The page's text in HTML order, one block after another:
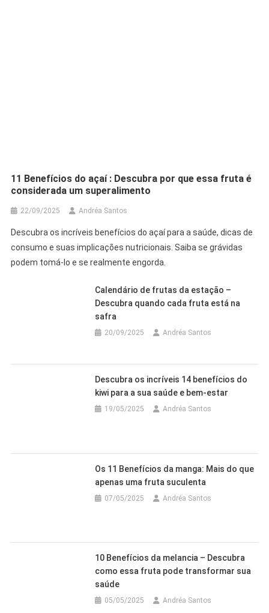
11 Benefícios do açaí : Descubra por que essa fruta é
considerada um superalimento
22/09/2025 Andréa Santos
Descubra os incríveis benefícios do açaí para a saúde, dicas de
consumo e suas implicações nutricionais. Saiba se grávidas
podem tomá-lo e se realmente engorda.
Calendário de frutas da estação –
Descubra quando cada fruta está na
safra
20/09/2025 Andréa Santos
Descubra os incríveis 14 benefícios do
kiwi para a sua saúde e bem-estar
19/05/2025 Andréa Santos
Os 11 Benefícios da manga: Mais do que
apenas uma fruta suculenta
07/05/2025 Andréa Santos
10 Benefícios da melancia – Descubra
como essa fruta pode transformar sua
saúde
05/05/2025 Andréa Santos